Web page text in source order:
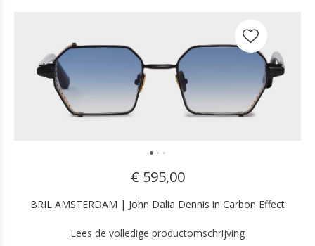
€ 595,00
BRIL AMSTERDAM | John Dalia Dennis in Carbon Effect
Lees de volledige productomschrijving